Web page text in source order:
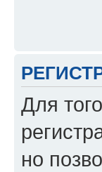
Для
но